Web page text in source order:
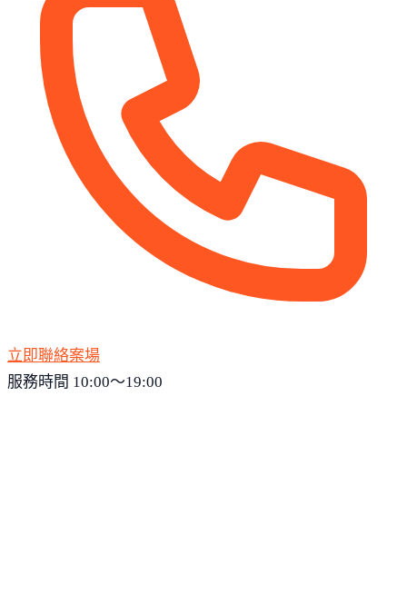
立即聯絡案場
服務時間 10:00～19:00